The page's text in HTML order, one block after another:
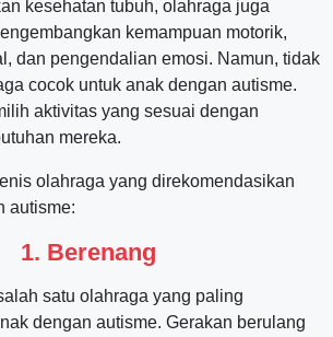
kesehatan tubuh, olahraga juga
kemampuan motorik,
dan pengendalian emosi. Namun, tidak
cocok untuk anak dengan autisme.
aktivitas yang sesuai dengan
mereka.
olahraga yang direkomendasikan
autisme:
1. Berenang
satu olahraga yang paling
dengan autisme. Gerakan berulang